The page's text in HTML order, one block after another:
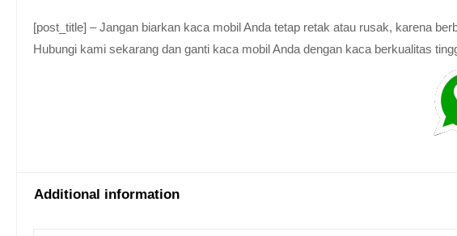
[post_title] – Jangan biarkan kaca mobil Anda tetap retak atau rusak, karena
Hubungi kami sekarang dan ganti kaca mobil Anda dengan kaca berkualitas
Additional information